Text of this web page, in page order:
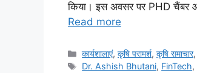
किया। इस अवसर पर PHD चैंबर
Read more
कार्यशालाएं,कृषि परामर्श,कृषि समाचार
Dr. Ashish Bhutani, FinTech,